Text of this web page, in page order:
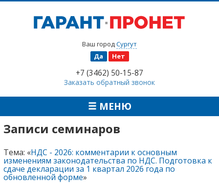
Ваш город Сургут
Да
Нет
+7 (3462) 50-15-87
Заказать обратный звонок
МЕНЮ
Записи семинаров
Тема: «НДС - 2026: комментарии к основным
изменениям законодательства по НДС. Подготовка к
сдаче декларации за 1 квартал 2026 года по
обновленной форме»